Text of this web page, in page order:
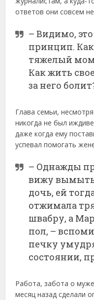
ответов они совсем
– Видимо,
принцип.
тяжелый
Как жить
за него
Глава семьи,
никогда не был
даже когда ему
успевал помогать
– Однажды
вижу
дочь, ей
отжимала
швабру, а
пол, –
печку
состоянии,
Работа, забота о
месяц назад сделали